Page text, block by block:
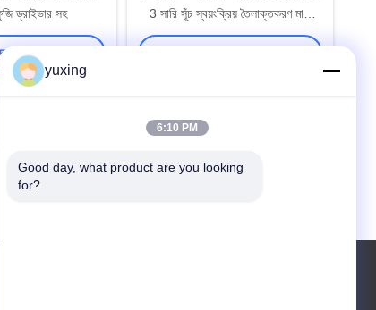
ড্রাইভার সহ
পান
3 সারি সূঁচ স্বয়ংক্রিয় তৈলাক্তকরণ মাল্টি
নিডেল কুইল্টিং মেশিন
yuxing
6:10 PM
Good day, what product are you looking
for?